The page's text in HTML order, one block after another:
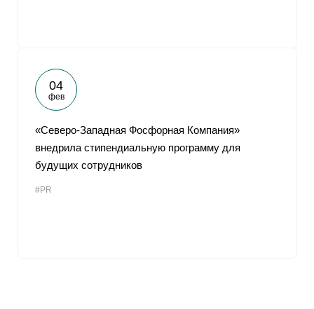
04
фев
«Северо-Западная Фосфорная Компания»
внедрила стипендиальную программу для
будущих сотрудников
#PR